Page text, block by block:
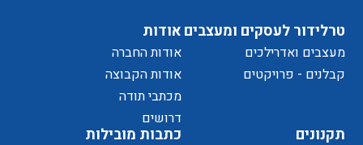
מדיניות
תקנונים כתבות מובילות
אודות
אודות החברה
אודות הקבוצה
מכתבי תודה
דרושים
טרלידור לעסקים ומעצבים
מעצבים ואדרילכים
קבלנים - פרויקטים